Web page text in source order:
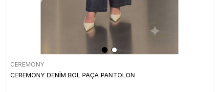
CEREMONY
CEREMONY DENİM BOL PAÇA PANTOLON